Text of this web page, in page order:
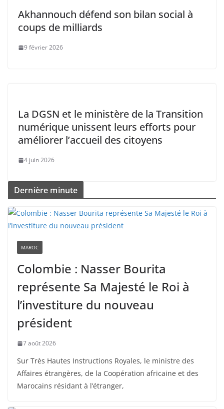
Akhannouch défend son bilan social à
coups de milliards
9 février 2026
La DGSN et le ministère de la Transition
numérique unissent leurs efforts pour
améliorer l’accueil des citoyens
4 juin 2026
Dernière minute
MAROC
Colombie : Nasser Bourita
représente Sa Majesté le Roi à
l’investiture du nouveau
président
7 août 2026
Sur Très Hautes Instructions Royales, le ministre des
Affaires étrangères, de la Coopération africaine et des
Marocains résidant à l’étranger,